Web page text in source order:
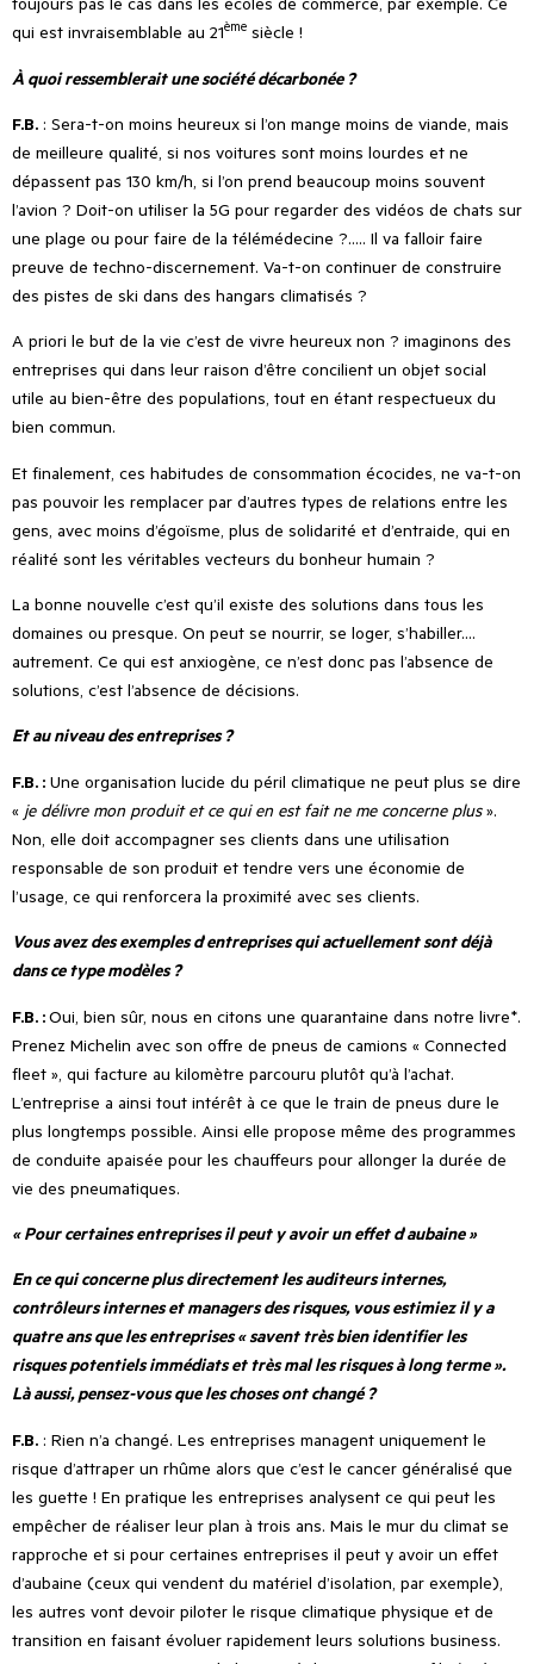
qui est invraisemblable au 21ème siècle !
À quoi ressemblerait une société décarbonée ?
F.B. : Sera-t-on moins heureux si l’on mange moins de viande, mais
de meilleure qualité, si nos voitures sont moins lourdes et ne
dépassent pas 130 km/h, si l’on prend beaucoup moins souvent
l’avion ? Doit-on utiliser la 5G pour regarder des vidéos de chats sur
une plage ou pour faire de la télémédecine ?….. Il va falloir faire
preuve de techno-discernement. Va-t-on continuer de construire
des pistes de ski dans des hangars climatisés ?
A priori le but de la vie c’est de vivre heureux non ? imaginons des
entreprises qui dans leur raison d’être concilient un objet social
utile au bien-être des populations, tout en étant respectueux du
bien commun.
Et finalement, ces habitudes de consommation écocides, ne va-t-on
pas pouvoir les remplacer par d’autres types de relations entre les
gens, avec moins d’égoïsme, plus de solidarité et d’entraide, qui en
réalité sont les véritables vecteurs du bonheur humain ?
La bonne nouvelle c’est qu’il existe des solutions dans tous les
domaines ou presque. On peut se nourrir, se loger, s’habiller….
autrement. Ce qui est anxiogène, ce n’est donc pas l’absence de
solutions, c’est l’absence de décisions.
Et au niveau des entreprises ?
F.B. : Une organisation lucide du péril climatique ne peut plus se dire
« je délivre mon produit et ce qui en est fait ne me concerne plus».
Non, elle doit accompagner ses clients dans une utilisation
responsable de son produit et tendre vers une économie de
l’usage, ce qui renforcera la proximité avec ses clients.
Vous avez des exemples d’entreprises qui actuellement sont déjà
dans ce type modèles ?
F.B. :Oui, bien sûr, nous en citons une quarantaine dans notre livre*.
Prenez Michelin avec son offre de pneus de camions « Connected
fleet », qui facture au kilomètre parcouru plutôt qu’à l’achat.
L’entreprise a ainsi tout intérêt à ce que le train de pneus dure le
plus longtemps possible. Ainsi elle propose même des programmes
de conduite apaisée pour les chauffeurs pour allonger la durée de
vie des pneumatiques.
« Pour certaines entreprises il peut y avoir un effet d’aubaine »
En ce qui concerne plus directement les auditeurs internes,
contrôleurs internes et managers des risques, vous estimiez il y a
quatre ans que les entreprises « savent très bien identifier les
risques potentiels immédiats et très mal les risques à long terme ».
Là aussi, pensez-vous que les choses ont changé ?
F.B. : Rien n’a changé. Les entreprises managent uniquement le
risque d’attraper un rhûme alors que c’est le cancer généralisé que
les guette ! En pratique les entreprises analysent ce qui peut les
empêcher de réaliser leur plan à trois ans. Mais le mur du climat se
rapproche et si pour certaines entreprises il peut y avoir un effet
d’aubaine (ceux qui vendent du matériel d’isolation, par exemple),
les autres vont devoir piloter le risque climatique physique et de
transition en faisant évoluer rapidement leurs solutions business.